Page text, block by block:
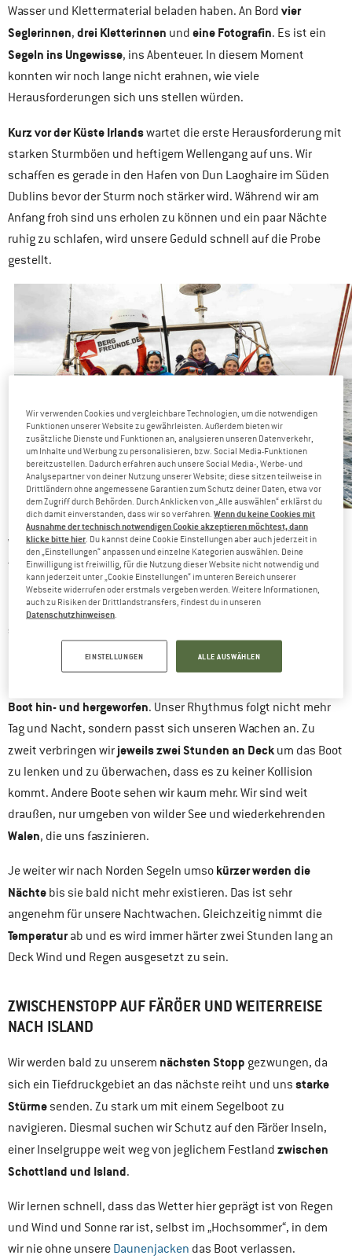
Wasser und Klettermaterial beladen haben. An Bord vier
Seglerinnen, drei Kletterinnen und eine Fotografin. Es ist ein
Segeln ins Ungewisse, ins Abenteuer. In diesem Moment
konnten wir noch lange nicht erahnen, wie viele
Herausforderungen sich uns stellen würden.
Kurz vor der Küste Irlandswartet die erste Herausforderung mit
starken Sturmböen und heftigem Wellengang auf uns. Wir
schaffen es gerade in den Hafen von Dun Laoghaire im Süden
Dublins bevor der Sturm noch stärker wird. Während wir am
Anfang froh sind uns erholen zu können und ein paar Nächte
ruhig zu schlafen, wird unsere Geduld schnell auf die Probe
gestellt.
Die Crew der Segel-Expedition
Wir sindzum Abwarten gezwungen, bis die Stürme aufhören zu
toben und uns endlich Richtung Norden weitersegeln lassen.
Mehrere Tage vergehen bis wir wieder auf See gehen immer mit
demZiel Richtung Norden. Zunächst ein paar ruhige Tage
segeln in einer grauen Monotonie
Dann zieht der Wind wieder an und das Meer wird aufgewühlter.
Boot hin- und hergeworfen. Unser Rhythmus folgt nicht mehr
Tag und Nacht, sondern passt sich unseren Wachen an. Zu
zweit verbringen wir jeweils zwei Stunden an Deck um das Boot
zu lenken und zu überwachen, dass es zu keiner Kollision
kommt. Andere Boote sehen wir kaum mehr. Wir sind weit
draußen, nur umgeben von wilder See und wiederkehrenden
Walen, die uns faszinieren.
Je weiter wir nach Norden Segeln umso kürzer werden die
Nächte bis sie bald nicht mehr existieren. Das ist sehr
angenehm für unsere Nachtwachen. Gleichzeitig nimmt die
Temperaturab und es wird immer härter zwei Stunden lang an
Deck Wind und Regen ausgesetzt zu sein.
ZWISCHENSTOPP AUF FÄRÖER UND WEITERREISE
NACH ISLAND
Wir werden bald zu unserem nächsten Stopp gezwungen, da
sich ein Tiefdruckgebiet an das nächste reiht und uns starke
Stürmesenden. Zu stark um mit einem Segelboot zu
navigieren. Diesmal suchen wir Schutz auf den Färöer Inseln,
einer Inselgruppe weit weg von jeglichem Festland zwischen
Schottland und Island.
Wir lernen schnell, dass das Wetter hier geprägt ist von Regen
und Wind und Sonne rar ist, selbst im „Hochsommer“, in dem
wir nie ohne unsere Daunenjacken das Boot verlassen.
Wir verwenden Cookies und vergleichbare Technologien, um die notwendigen
Funktionen unserer Website zu gewährleisten. Außerdem bieten wir
zusätzliche Dienste und Funktionen an, analysieren unseren Datenverkehr,
um Inhalte und Werbung zu personalisieren, bzw. Social Media-Funktionen
bereitzustellen. Dadurch erfahren auch unsere Social Media-, Werbe- und
Analysepartner von deiner Nutzung unserer Website; diese sitzen teilweise in
Drittländern ohne angemessene Garantien zum Schutz deiner Daten, etwa vor
dem Zugriff durch Behörden. Durch Anklicken von „Alle auswählen“ erklärst du
dich damit einverstanden, dass wir so verfahren.Wenn du keine Cookies mit
Ausnahme der technisch notwendigen Cookie akzeptieren möchtest, dann
klicke bitte hier . Du kannst deine Cookie Einstellungen aber auch jederzeit in
den „Einstellungen“ anpassen und einzelne Kategorien auswählen. Deine
Einwilligung ist freiwillig, für die Nutzung dieser Website nicht notwendig und
kann jederzeit unter „Cookie Einstellungen“ im unteren Bereich unserer
Webseite widerrufen oder erstmals vergeben werden. Weitere Informationen,
auch zu Risiken der Drittlandstransfers, findest du in unseren
Datenschutzhinweisen
EINSTELLUNGEN ALLE AUSWÄHLEN